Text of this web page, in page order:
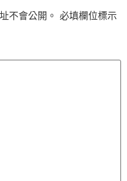
不會公開。 必填欄位標示